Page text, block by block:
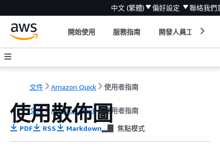
中文 (繁體) 偏好設定 聯絡我們
開始使用 服務指南 開發人員工具
文件 Amazon Quick 使用者指南
文件 Amazon Quick 使用者指南
使用散佈圖
PDF RSS Markdown 焦點模式